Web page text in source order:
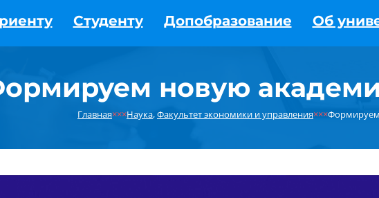
Студенту Допобразование Об
новую
Главная×××Наука,Факультет экономики и управления×××Формируем